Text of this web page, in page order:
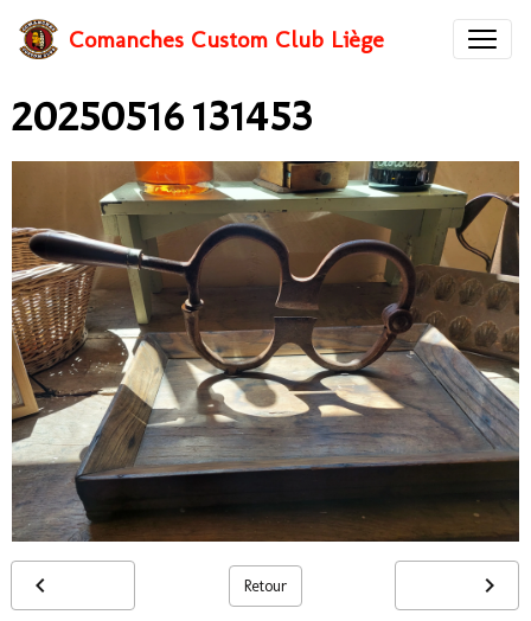
Comanches Custom Club Liège
20250516 131453
Retour